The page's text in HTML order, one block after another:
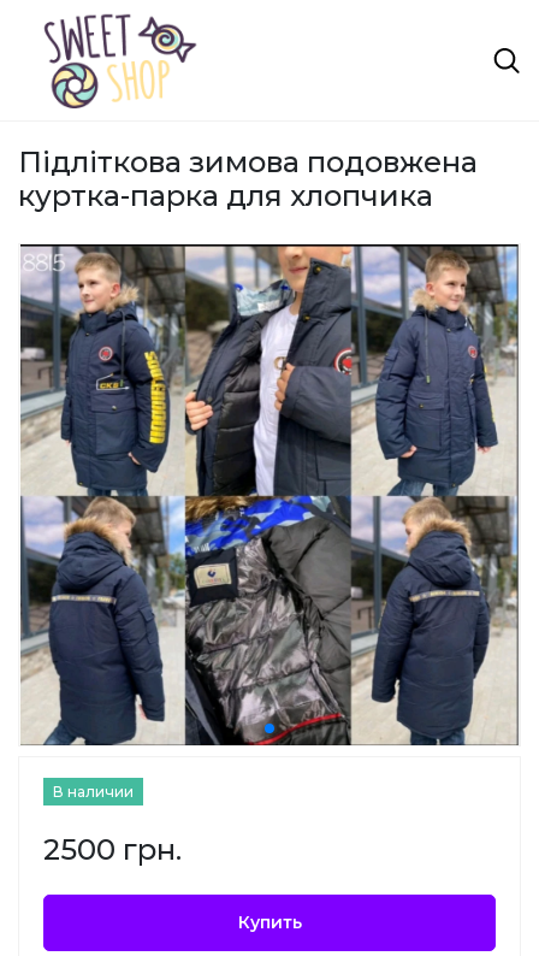
Підліткова зимова подовжена
куртка-парка для хлопчика
В наличии
2500 грн.
Купить